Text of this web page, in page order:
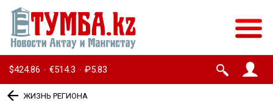
$424.86 · €514.3 · ₽5.83
ЖИЗНЬ РЕГИОНА